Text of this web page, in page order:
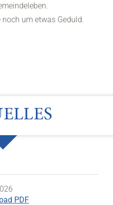
um etwas Geduld.
PDF